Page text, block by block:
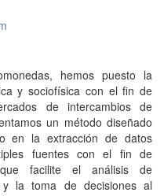
hemos puesto la
y sociofísica con el fin de
de intercambios de
un método diseñado
en la extracción de datos
fuentes con el fin de
facilite el análisis de
y la toma de decisiones al